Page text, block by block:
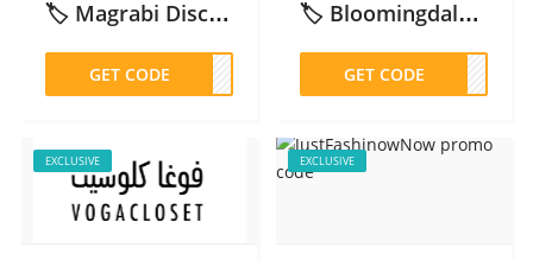
🏷️ Magrabi Discount Code AD41 (2025): Get 10% OFF Eyewear & Lenses Before You Buy – 2026
GET CODEAD41
🏷️ Bloomingdale’s Coupon Code (BD115) – 2026
GET CODED115
EXCLUSIVE EXCLUSIVE